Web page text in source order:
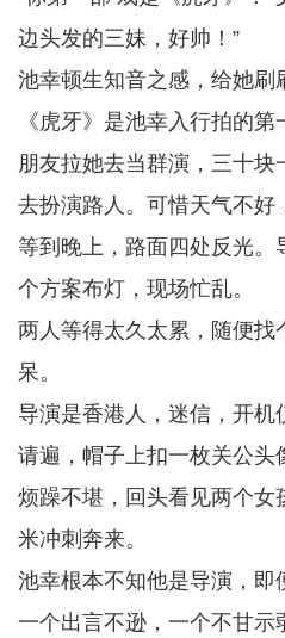
边头发的三妹，好帅！”
池幸顿生知音之感，给她刷
《虎牙》是池幸入行拍的第
朋友拉她去当群演，三十
去扮演路人。可惜天气不好
等到晚上，路面四处反光。
个方案布灯，现场忙乱。
两人等得太久太累，随便找
呆。
导演是香港人，迷信，开机
请遍，帽子上扣一枚关公头
烦躁不堪，回头看见两个女
米冲刺奔来。
池幸根本不知他是导演，即
一个出言不逊，一个不甘示